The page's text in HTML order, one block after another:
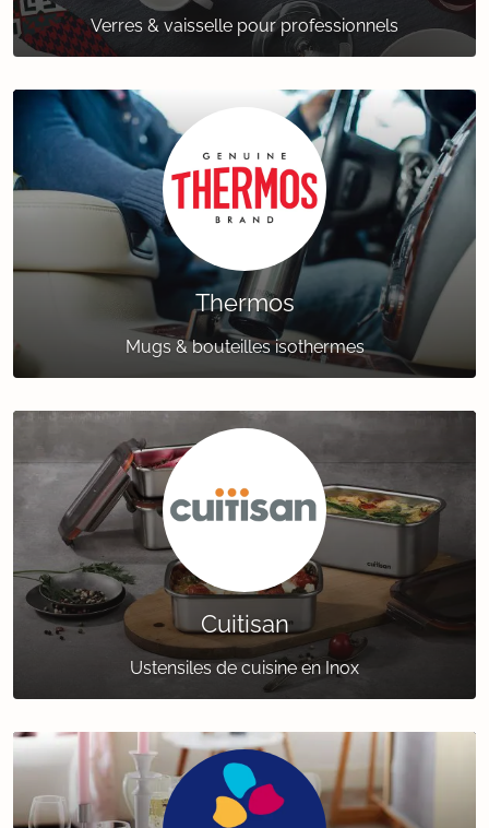
Verres & vaisselle pour professionnels
Thermos
Mugs & bouteilles isothermes
Cuitisan
Ustensiles de cuisine en Inox